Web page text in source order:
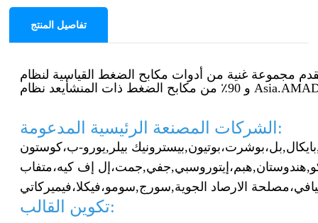
تفاصيل المنتج
و 90٪ من مكابح الضغط ذات المنشأ
الشركات المصنعة الرئيسية المدعومة:
بايكال,بل،بوشرت،بوتيون,بيسترونيك بيلر,يورو-ب،
هندوستان,هبم، إيتوروسبي,جفي,جمت، إل إف كيه،
مصلحة الارصاد الجوية,سورج,سومو،فيكلا،
تكوين القالب: